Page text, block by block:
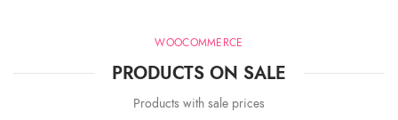
WOOCOMMERCE
PRODUCTS ON SALE
Products with sale prices